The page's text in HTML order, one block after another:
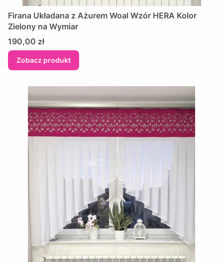
​Firana Układana z Ażurem Woal Wzór HERA Kolor
Zielony na Wymiar
Cena
190,00 zł
Zobacz produkt